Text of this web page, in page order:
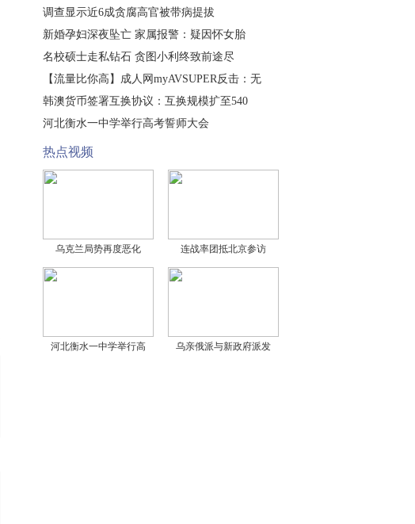
调查显示近6成贪腐高官被带病提拔
新婚孕妇深夜坠亡 家属报警：疑因怀女胎
名校硕士走私钻石 贪图小利终致前途尽
【流量比你高】成人网myAVSUPER反击：无
韩澳货币签署互换协议：互换规模扩至540
河北衡水一中学举行高考誓师大会
热点视频
乌克兰局势再度恶化 连战率团抵北京参访
河北衡水一中学举行高 乌亲俄派与新政府派发